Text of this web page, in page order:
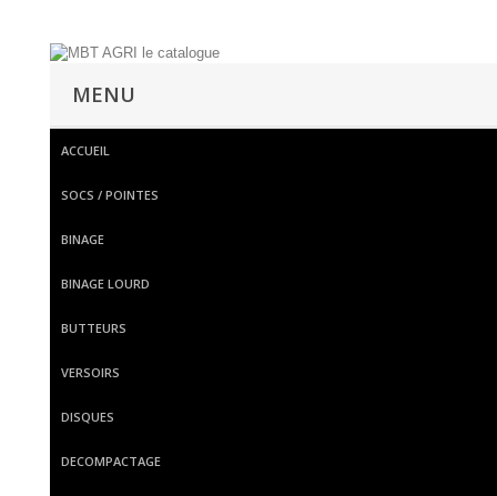
MENU
ACCUEIL
SOCS / POINTES
BINAGE
BINAGE LOURD
BUTTEURS
VERSOIRS
DISQUES
DECOMPACTAGE